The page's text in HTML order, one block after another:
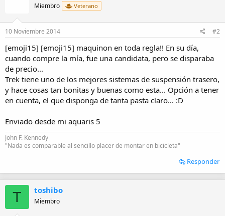
Miembro Veterano
10 Noviembre 2014 #2
[emoji15] [emoji15] maquinon en toda regla!! En su día,
cuando compre la mía, fue una candidata, pero se disparaba
de precio...
Trek tiene uno de los mejores sistemas de suspensión trasero,
y hace cosas tan bonitas y buenas como esta... Opción a tener
en cuenta, el que disponga de tanta pasta claro... :D
Enviado desde mi aquaris 5
John F. Kennedy
"Nada es comparable al sencillo placer de montar en bicicleta"
Responder
T toshibo
Miembro